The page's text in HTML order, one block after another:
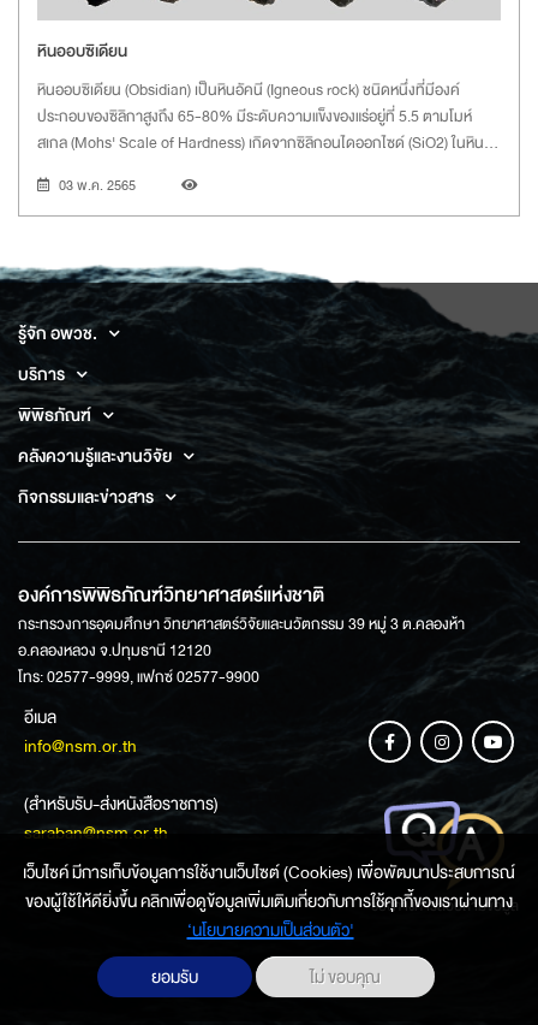
หินออบซิเดียน
หินออบซิเดียน (Obsidian) เป็นหินอัคนี (Igneous rock) ชนิดหนึ่งที่มีองค์
ประกอบของซิลิกาสูงถึง 65-80% มีระดับความแข็งของแร่อยู่ที่ 5.5 ตามโมห์
สเกล (Mohs' Scale of Hardness) เกิดจากซิลิกอนไดออกไซด์ (SiO2) ในหิน
ดิน
03 พ.ค. 2565
รู้จัก อพวช.
บริการ
พิพิธภัณฑ์
คลังความรู้และงานวิจัย
กิจกรรมและข่าวสาร
องค์การพิพิธภัณฑ์วิทยาศาสตร์แห่งชาติ
กระทรวงการอุดมศึกษา วิทยาศาสตร์วิจัยและนวัตกรรม 39 หมู่ 3 ต.คลองห้า
อ.คลองหลวง จ.ปทุมธานี 12120
โทร: 02577-9999, แฟกซ์ 02577-9900
อีเมล
info@nsm.or.th
(สำหรับรับ-ส่งหนังสือราชการ)
saraban@nsm.or.th
ช่องทางการสอบถามข้อมูล
เว็บไซค์ มีการเก็บข้อมูลการใช้งานเว็บไซต์ (Cookies) เพื่อพัฒนาประสบการณ์
ของผู้ใช้ให้ดียิ่งขึ้น คลิกเพื่อดูข้อมูลเพิ่มเติมเกี่ยวกับการใช้คุกกี้ของเราผ่านทาง
‘นโยบายความเป็นส่วนตัว'
ยอมรับ
ไม่ ขอบคุณ